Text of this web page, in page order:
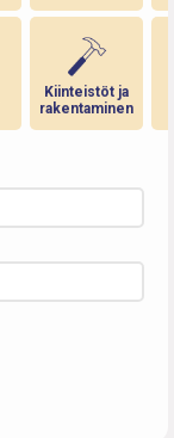
Kiinteistöt ja
rakentaminen